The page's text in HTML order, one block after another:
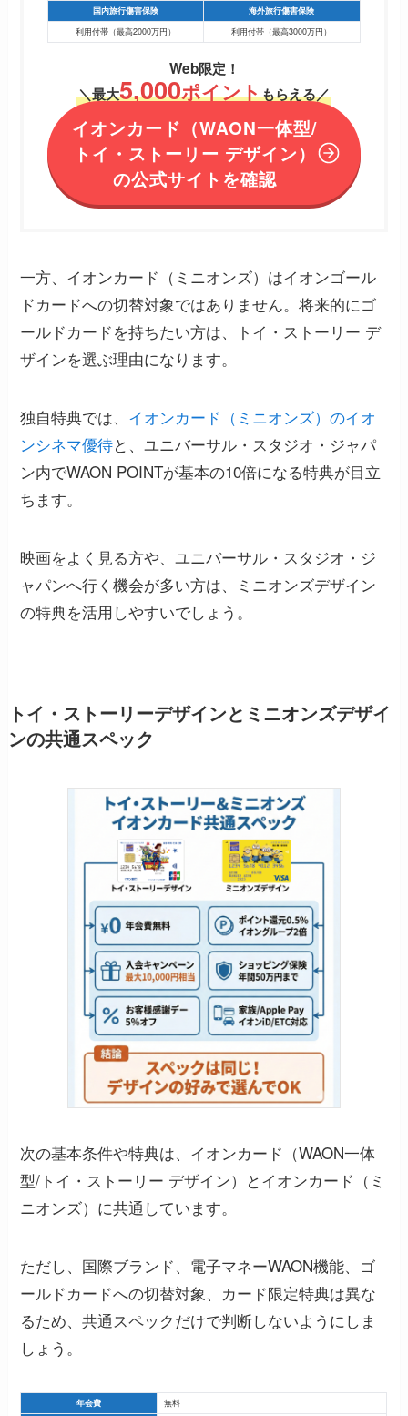
国内旅行傷害保険
海外旅行傷害保険
利用付帯（最高2000万円）
利用付帯（最高3000万円）
Web限定！
＼最大5,000ポイントもらえる／
イオンカード（WAON一体型/
トイ・ストーリー デザイン）
の公式サイトを確認
一方、イオンカード（ミニオンズ）はイオンゴール
ドカードへの切替対象ではありません。将来的にゴ
ールドカードを持ちたい方は、トイ・ストーリー デ
ザインを選ぶ理由になります。
独自特典では、 イオンカード（ミニオンズ）のイオ
ンシネマ優待と、ユニバーサル・スタジオ・ジャパ
ン内でWAON POINTが基本の10倍になる特典が目立
ちます。
映画をよく見る方や、ユニバーサル・スタジオ・ジ
ャパンへ行く機会が多い方は、ミニオンズデザイン
の特典を活用しやすいでしょう。
トイ・ストーリーデザインとミニオンズデザイ
ンの共通スペック
次の基本条件や特典は、イオンカード（WAON一体
型/トイ・ストーリー デザイン）とイオンカード（ミ
ニオンズ）に共通しています。
ただし、国際ブランド、電子マネーWAON機能、ゴ
ールドカードへの切替対象、カード限定特典は異な
るため、共通スペックだけで判断しないようにしま
しょう。
年会費 無料